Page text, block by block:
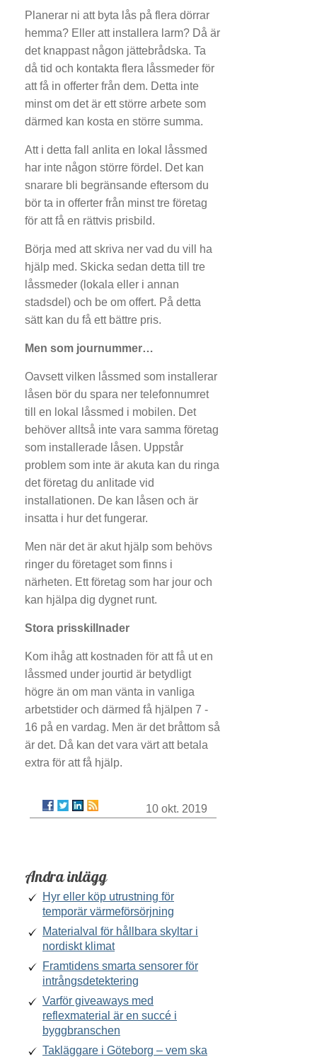
Planerar ni att byta lås på flera dörrar
hemma? Eller att installera larm? Då är
det knappast någon jättebrådska. Ta
då tid och kontakta flera låssmeder för
att få in offerter från dem. Detta inte
minst om det är ett större arbete som
därmed kan kosta en större summa.
Att i detta fall anlita en lokal låssmed
har inte någon större fördel. Det kan
snarare bli begränsande eftersom du
bör ta in offerter från minst tre företag
för att få en rättvis prisbild.
Börja med att skriva ner vad du vill ha
hjälp med. Skicka sedan detta till tre
låssmeder (lokala eller i annan
stadsdel) och be om offert. På detta
sätt kan du få ett bättre pris.
Men som journummer…
Oavsett vilken låssmed som installerar
låsen bör du spara ner telefonnumret
till en lokal låssmed i mobilen. Det
behöver alltså inte vara samma företag
som installerade låsen. Uppstår
problem som inte är akuta kan du ringa
det företag du anlitade vid
installationen. De kan låsen och är
insatta i hur det fungerar.
Men när det är akut hjälp som behövs
ringer du företaget som finns i
närheten. Ett företag som har jour och
kan hjälpa dig dygnet runt.
Stora prisskillnader
Kom ihåg att kostnaden för att få ut en
låssmed under jourtid är betydligt
högre än om man vänta in vanliga
arbetstider och därmed få hjälpen 7 -
16 på en vardag. Men är det bråttom så
är det. Då kan det vara värt att betala
extra för att få hjälp.
10 okt. 2019
Andra inlägg
Hyr eller köp utrustning för
temporär värmeförsörjning
Materialval för hållbara skyltar i
nordiskt klimat
Framtidens smarta sensorer för
intrångsdetektering
Varför giveaways med
reflexmaterial är en succé i
byggbranschen
Takläggare i Göteborg – vem ska